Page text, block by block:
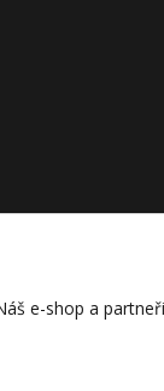
e-shop a